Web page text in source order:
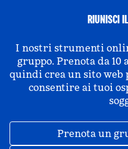
RIUNISCI
I nostri strumenti
gruppo. Prenota da 10
quindi crea un sito web
consentire ai tuoi
Prenota un